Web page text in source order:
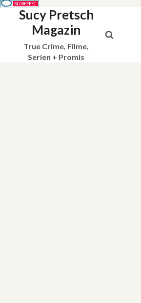
Sucy Pretsch
Magazin
True Crime, Filme,
Serien + Promis